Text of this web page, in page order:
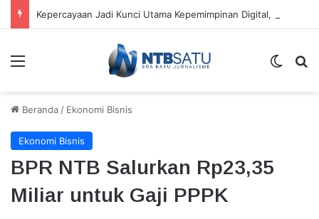
Menu
Beranda / Ekonomi Bisnis
Ekonomi Bisnis
BPR NTB Salurkan Rp23,35
Miliar untuk Gaji PPPK